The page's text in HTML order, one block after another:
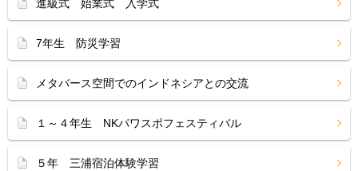
進級式 始業式 入学式
7年生 防災学習
メタバース空間でのインドネシアとの交流
１～４年生 NKパワスポフェスティバル
５年 三浦宿泊体験学習